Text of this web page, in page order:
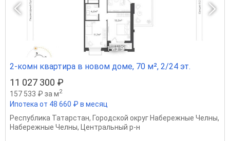
1 из 9
2-комн квартира в новом доме, 70 м², 2/24 эт.
11 027 300 ₽
157 533 ₽ за м2
Ипотека от 48 660 ₽ в месяц
Республика Татарстан, Городской округ Набережные Челны,
Набережные Челны, Центральный р-н